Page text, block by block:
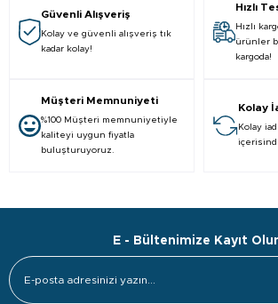
Güvenli Alışveriş
Kolay ve güvenli alışveriş tık
kadar kolay!
Hızlı
Hızlı
ürünler
kargoda!
Müşteri Memnuniyeti
%100 Müşteri memnuniyetiyle
kaliteyi uygun fiyatla
buluşturuyoruz.
Kolay
Kolay
E - Bültenimize Kayıt